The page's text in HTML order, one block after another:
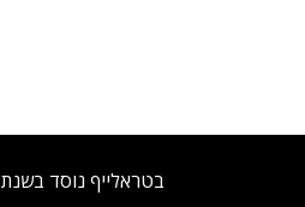
בטראלייף נוסד בשנת 2016 כל הזכויות שמורות